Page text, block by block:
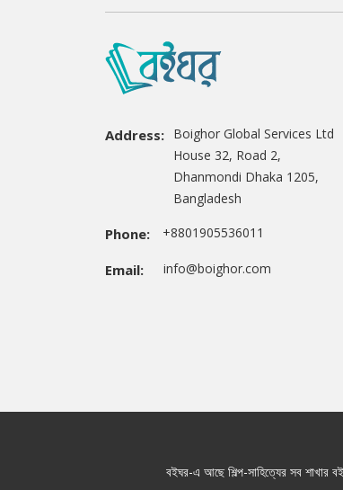
Address: Boighor Global Services Ltd
House 32, Road 2,
Dhanmondi Dhaka 1205,
Bangladesh
Phone: +8801905536011
Email: info@boighor.com
বইঘর-এ আছে শিল্প-সাহিত্যের সব শাখার